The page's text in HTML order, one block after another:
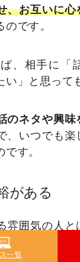
、お互いに心
です。
、相手に「
」と思って
のネタや興味
、いつでも楽
す。
がある
雰囲気の人と
でしょうか。
力が高い人は
一覧